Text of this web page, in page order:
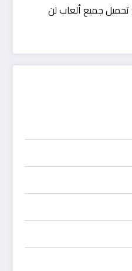
جميع ألعاب لن